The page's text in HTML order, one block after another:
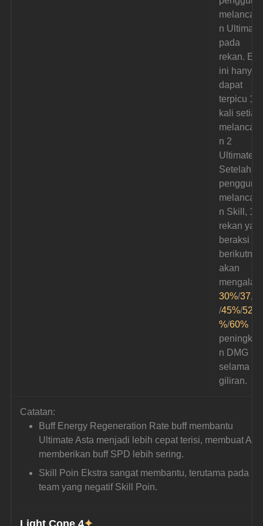
n
pada
rekan.
ini hanya
dapat
terpicu 1
kali
n 2
Ultimate.
Setelah
n Skill, 1
rekan
beraksi
akan
30%/
/45%/52,5
%/60%
n DMG
selama 1
giliran.
Catatan:
Buff Energy Regeneration Rate buff membantu
Ultimate Asta menjadi lebih cepat terisi, membuat
memberikan buff SPD lebih sering.
Skill Poin Ekstra sangat membantu, terutama pada
team yang negatif Skill Poin.